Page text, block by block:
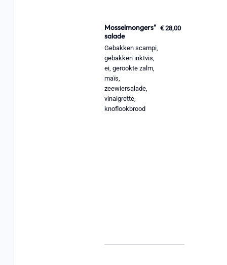
Mosselmongers"
salade
Gebakken scampi,
gebakken inktvis,
ei, gerookte zalm,
maïs,
zeewiersalade,
vinaigrette,
knoflookbrood
€ 28,00